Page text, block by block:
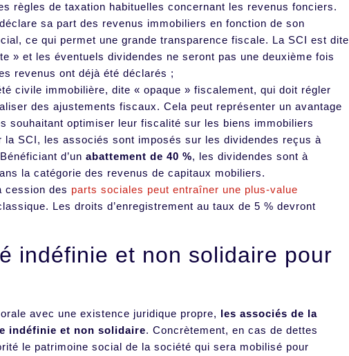
règles de taxation habituelles concernant les revenus fonciers.
sa part des revenus immobiliers en fonction de son
ce qui permet une grande transparence fiscale. La SCI est dite
» et les éventuels dividendes ne seront pas une deuxième fois
revenus ont déjà été déclarés ;
civile immobilière, dite « opaque » fiscalement, qui doit régler
des ajustements fiscaux. Cela peut représenter un avantage
souhaitant optimiser leur fiscalité sur les biens immobiliers
la SCI, les associés sont imposés sur les dividendes reçus à
d’un abattement de 40 %, les dividendes sont à
la catégorie des revenus de capitaux mobiliers.
cession des parts sociales peut entraîner une plus-value
Les droits d’enregistrement au taux de 5 % devront
indéfinie et non solidaire pour
avec une existence juridique propre, les associés de la
indéfinie et non solidaire. Concrètement, en cas de dettes
le patrimoine social de la société qui sera mobilisé pour